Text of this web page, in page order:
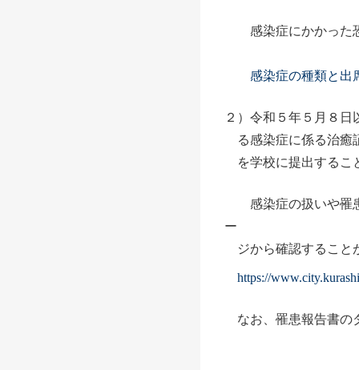
感染症にかかった恐
感染症の種類と出
２）令和５年５月８
る感染症に係る治癒
を学校に提出するこ
感染症の扱いや罹患
ー
ジから確認すること
https://
なお、罹患報告書の